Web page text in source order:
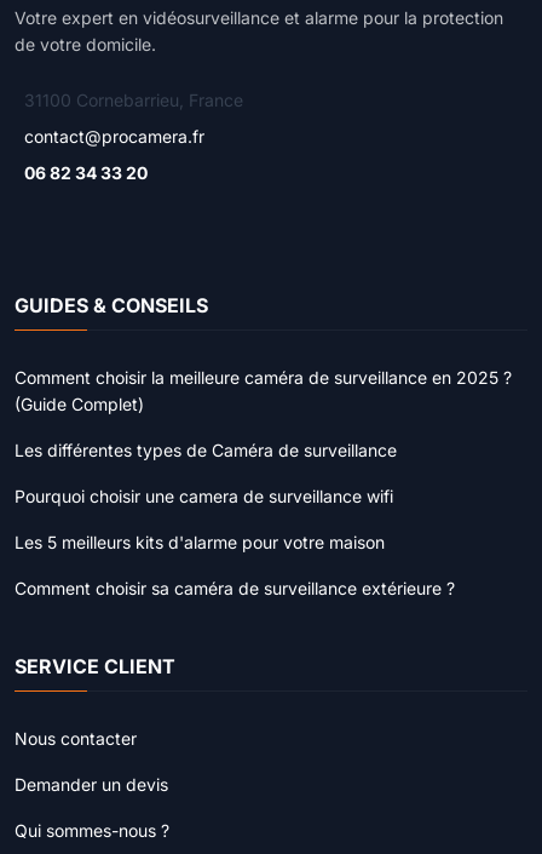
Votre expert en vidéosurveillance et alarme pour la protection
de votre domicile.
31100 Cornebarrieu, France
contact@procamera.fr
06 82 34 33 20
GUIDES & CONSEILS
Comment choisir la meilleure caméra de surveillance en 2025 ?
(Guide Complet)
Les différentes types de Caméra de surveillance
Pourquoi choisir une camera de surveillance wifi
Les 5 meilleurs kits d'alarme pour votre maison
Comment choisir sa caméra de surveillance extérieure ?
SERVICE CLIENT
Nous contacter
Demander un devis
Qui sommes-nous ?